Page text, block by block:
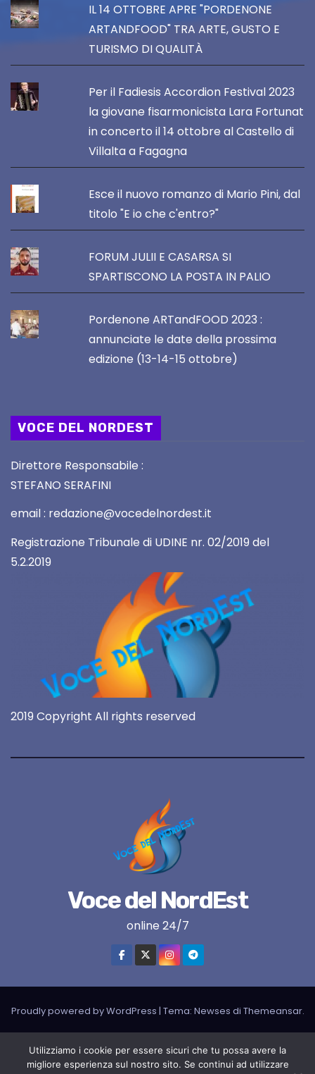
IL 14 OTTOBRE APRE "PORDENONE
ARTANDFOOD" TRA ARTE, GUSTO E
TURISMO DI QUALITÀ
Per il Fadiesis Accordion Festival 2023
la giovane fisarmonicista Lara Fortunat
in concerto il 14 ottobre al Castello di
Villalta a Fagagna
Esce il nuovo romanzo di Mario Pini, dal
titolo "E io che c'entro?"
FORUM JULII E CASARSA SI
SPARTISCONO LA POSTA IN PALIO
Pordenone ARTandFOOD 2023 :
annunciate le date della prossima
edizione (13-14-15 ottobre)
VOCE DEL NORDEST
Direttore Responsabile :
STEFANO SERAFINI
email : redazione@vocedelnordest.it
Registrazione Tribunale di UDINE nr. 02/2019 del
5.2.2019
2019 Copyright All rights reserved
Voce del NordEst
online 24/7
Proudly powered by WordPress | Tema: Newses di Themeansar.
LIVE RADIO
RADIONORDEST Il mio account
Utilizziamo i cookie per essere sicuri che tu possa avere la
migliore esperienza sul nostro sito. Se continui ad utilizzare